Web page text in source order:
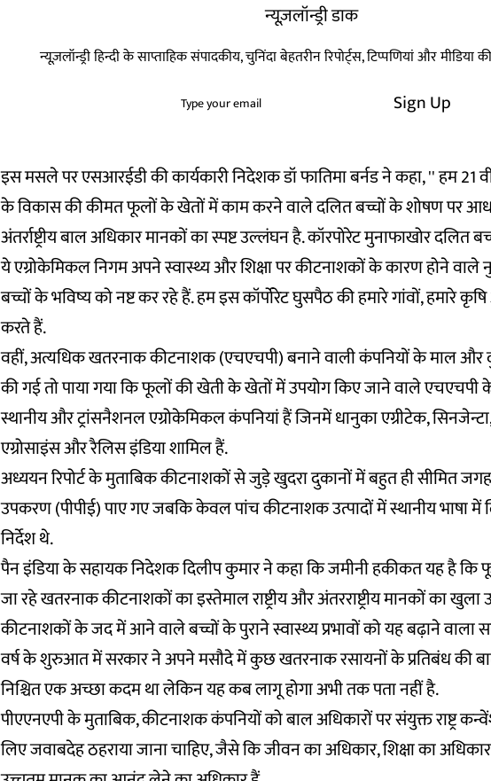
न्यूज़लॉन्ड्री डाक
न्यूज़लॉन्ड्री हिन्दी के साप्ताहिक संपादकीय, चुनिंदा बेहतरीन रिपोर्ट्स, टिप्पणियां और
Sign Up
इस मसले पर एसआरईडी की कार्यकारी निदेशक डॉ फातिमा बर्नड ने कहा, '' हम 21
के विकास की कीमत फूलों के खेतों में काम करने वाले दलित बच्चों के शोषण पर
अंतर्राष्ट्रीय बाल अधिकार मानकों का स्पष्ट उल्लंघन है. कॉरपोरेट मुनाफाखोर दलित
ये एग्रोकेमिकल निगम अपने स्वास्थ्य और शिक्षा पर कीटनाशकों के कारण होने
बच्चों के भविष्य को नष्ट कर रहे हैं. हम इस कॉर्पोरेट घुसपैठ की हमारे गांवों, हमारे
करते हैं.
वहीं, अत्यधिक खतरनाक कीटनाशक (एचएचपी) बनाने वाली कंपनियों के माल और
की गई तो पाया गया कि फूलों की खेती के खेतों में उपयोग किए जाने वाले एचएचपी के
स्थानीय और ट्रांसनैशनल एग्रोकेमिकल कंपनियां हैं जिनमें धानुका एग्रीटेक,
एग्रोसाइंस और रैलिस इंडिया शामिल हैं.
अध्ययन रिपोर्ट के मुताबिक कीटनाशकों से जुड़े खुदरा दुकानों में बहुत ही सीमित जगह
उपकरण (पीपीई) पाए गए जबकि केवल पांच कीटनाशक उत्पादों में स्थानीय भाषा
निर्देश थे.
पैन इंडिया के सहायक निदेशक दिलीप कुमार ने कहा कि जमीनी हकीकत यह है कि
जा रहे खतरनाक कीटनाशकों का इस्तेमाल राष्ट्रीय और अंतरराष्ट्रीय मानकों का
कीटनाशकों के जद में आने वाले बच्चों के पुराने स्वास्थ्य प्रभावों को यह बढ़ाने वाला
वर्ष के शुरुआत में सरकार ने अपने मसौदे में कुछ खतरनाक रसायनों के प्रतिबंध की
निश्चित एक अच्छा कदम था लेकिन यह कब लागू होगा अभी तक पता नहीं है.
पीएएनएपी के मुताबिक, कीटनाशक कंपनियों को बाल अधिकारों पर संयुक्त राष्ट्र
लिए जवाबदेह ठहराया जाना चाहिए, जैसे कि जीवन का अधिकार, शिक्षा का